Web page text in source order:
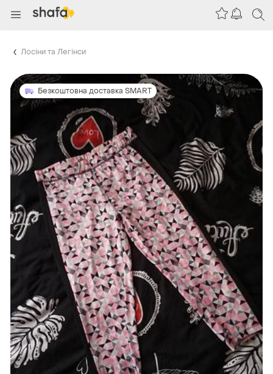
Лосіни та Легінси
Безкоштовна доставка SMART